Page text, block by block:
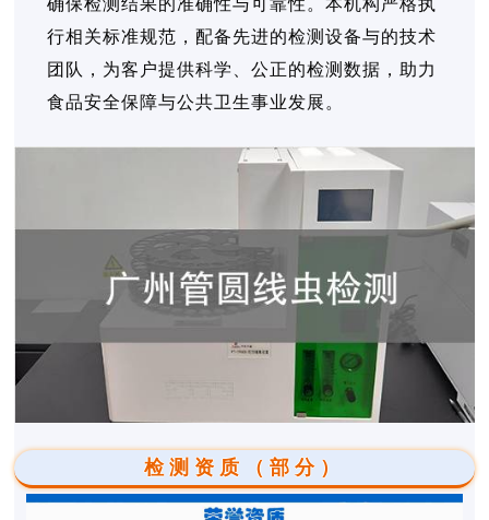
确保检测结果的准确性与可靠性。本机构严格执
行相关标准规范，配备先进的检测设备与的技术
团队，为客户提供科学、公正的检测数据，助力
食品安全保障与公共卫生事业发展。
检测资质（部分）